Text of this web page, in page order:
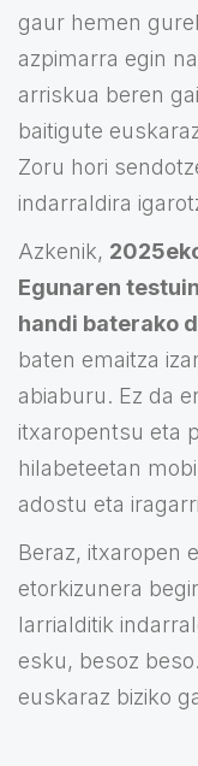
gaur hemen
azpimarra egin
arriskua beren
baitigute
Zoru hori
indarraldira
Azkenik,
Egunaren
handi baterako
baten emaitza
abiaburu. Ez da
itxaropentsu eta
hilabeteetan
adostu eta
Beraz, itxaropen
etorkizunera
larrialditik
esku, besoz
euskaraz biziko